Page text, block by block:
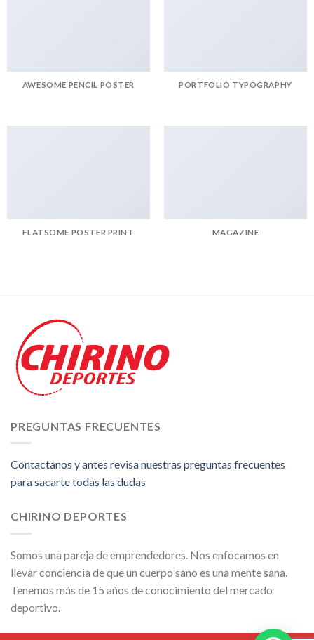
AWESOME PENCIL POSTER PORTFOLIO TYPOGRAPHY
FLATSOME POSTER PRINT MAGAZINE
PREGUNTAS FRECUENTES
Contactanos y antes revisa nuestras preguntas frecuentes
para sacarte todas las dudas
CHIRINO DEPORTES
Somos una pareja de emprendedores. Nos enfocamos en
llevar conciencia de que un cuerpo sano es una mente sana.
Tenemos más de 15 años de conocimiento del mercado
deportivo.